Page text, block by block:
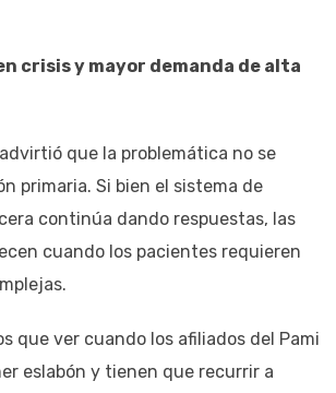
crisis y mayor demanda de alta
que la problemática no se
primaria. Si bien el sistema de
continúa dando respuestas, las
cuando los pacientes requieren
que ver cuando los afiliados del Pami
eslabón y tienen que recurrir a